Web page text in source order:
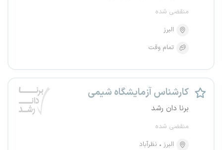
منقضی شده
البرز
تمام وقت
کارشناس آزمایشگاه شیمی
برنا دان رشد
منقضی شده
البرز
نظرآباد